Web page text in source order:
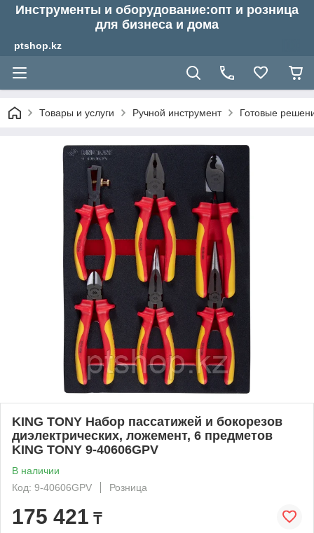
Инструменты и оборудование:опт и розница
для бизнеса и дома
ptshop.kz
Товары и услуги Ручной инструмент Готовые
KING TONY Набор пассатижей и бокорезов
диэлектрических, ложемент, 6 предметов
KING TONY 9-40606GPV
В наличии
Код: 9-40606GPV
Розница
175 421 ₸